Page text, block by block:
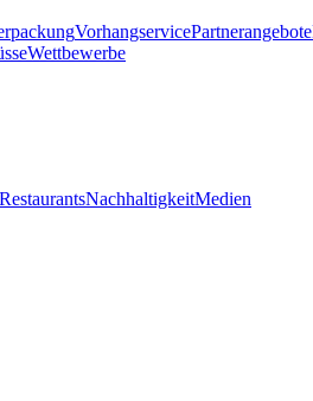
VorhangservicePartnerangebote
Wettbewerbe
RestaurantsNachhaltigkeitMedien